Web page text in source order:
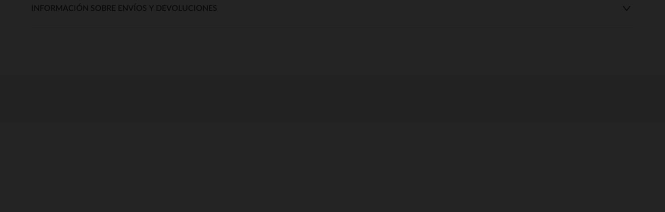
INFORMACIÓN SOBRE ENVÍOS Y DEVOLUCIONES